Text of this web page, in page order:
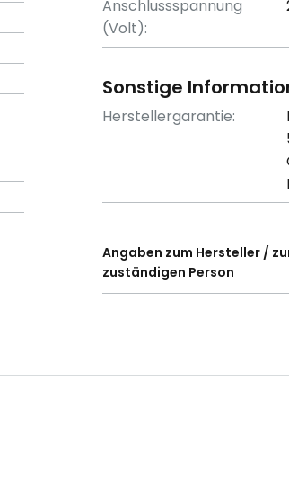
Anschlussspannung
(Volt):
Sonstige
Herstellergarantie:
Angaben zum Hersteller /
zuständigen Person